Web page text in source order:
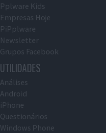
Pplware Kids
Empresas Hoje
PiPplware
Newsletter
Grupos Facebook
UTILIDADES
Análises
Android
iPhone
Questionários
Windows Phone